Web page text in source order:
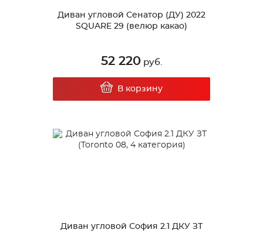
Диван угловой Сенатор (ДУ) 2022
SQUARE 29 (велюр какао)
52 220 руб.
В корзину
Диван угловой София 2.1 ДКУ ЗТ